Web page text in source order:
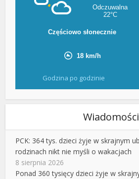
Godzina po godzinie
Wiadomości
PCK: 364 tys. dzieci żyje w skrajnym
rodzinach nikt nie myśli o wakacjach
8 sierpnia 2026
Ponad 360 tysięcy dzieci żyje w